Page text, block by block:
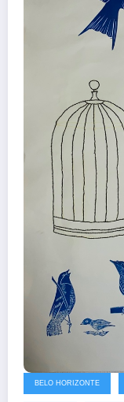
BELO HORIZONTE